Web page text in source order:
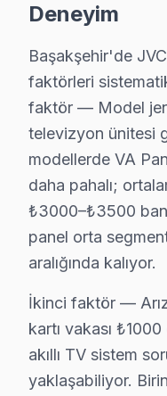
Altınşehir'de,
Bahçeşehir 1.
Bahçeşehir 1.
Bahçeşehir 2.
Bahçeşehir 2.
Başak'ta JVC TV
Başak mahallesi,
Başakşehir'de JVC
Başakşehir
Güvercintepe'de
Güvercintepe,
Deneyim
Başakşehir'de
faktörleri
faktör — Model
televizyon ünitesi
modellerde VA
daha pahalı;
₺3000–₺3500
panel orta
aralığında kalıyor.
İkinci faktör —
kartı vakası
akıllı TV sistem
yaklaşabiliyor.